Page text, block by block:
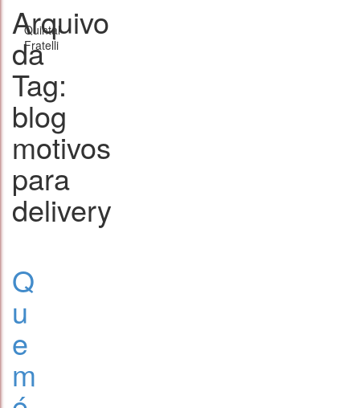
Arquivo
da
Tag:
blog
motivos
para
delivery
Q
u
e
m
Quintal
Fratelli